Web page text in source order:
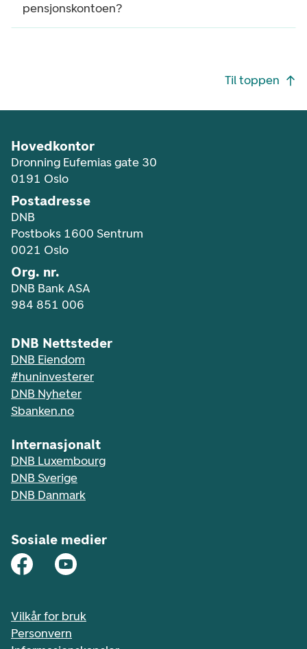
pensjonskontoen?
Til toppen
Hovedkontor
Dronning Eufemias gate 30
0191 Oslo
Postadresse
DNB
Postboks 1600 Sentrum
0021 Oslo
Org. nr.
DNB Bank ASA
984 851 006
DNB Nettsteder
DNB Eiendom
#huninvesterer
DNB Nyheter
Sbanken.no
Internasjonalt
DNB Luxembourg
DNB Sverige
DNB Danmark
Sosiale medier
Vilkår for bruk
Personvern